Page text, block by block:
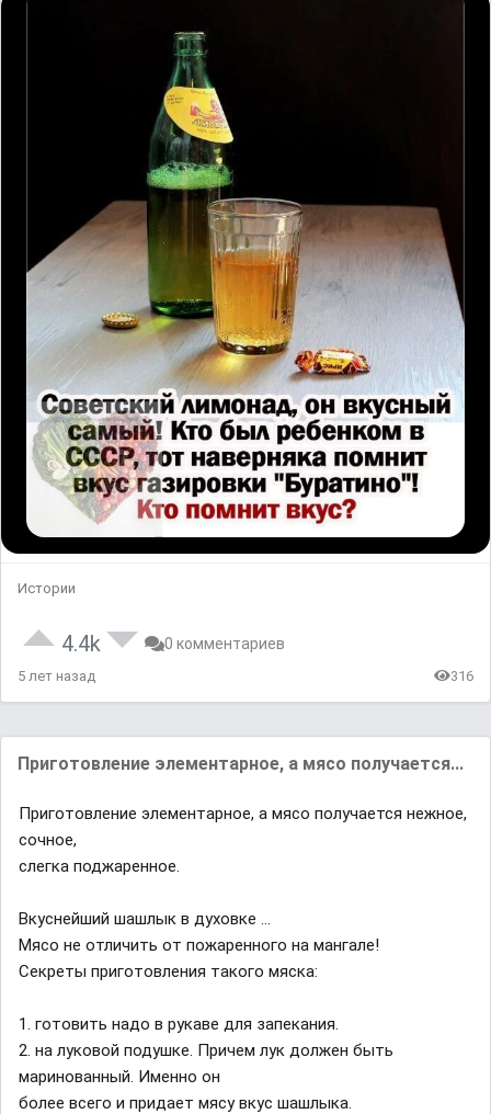
Истории
4.4k 0 комментариев
5 лет назад 316
Приготовление элементарное, а мясо получается...
Приготовление элементарное, а мясо получается нежное,
сочное,
слегка поджаренное.
Вкуснейший шашлык в духовке ...
Мясо не отличить от пожаренного на мангале!
Секреты приготовления такого мяска:
1. готовить надо в рукаве для запекания.
2. на луковой подушке. Причем лук должен быть
маринованный. Именно он
более всего и придает мясу вкус шашлыка.